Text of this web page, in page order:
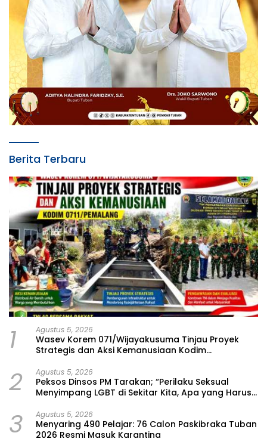
Berita Terbaru
1 Agustus 5, 2026
Wasev Korem 071/Wijayakusuma Tinjau Proyek
Strategis dan Aksi Kemanusiaan Kodim
2 Agustus 5, 2026
Peksos Dinsos PM Tarakan; “Perilaku Seksual
Menyimpang LGBT di Sekitar Kita, Apa yang Harus
3 Agustus 5, 2026
Menyaring 490 Pelajar: 76 Calon Paskibraka Tuban
2026 Resmi Masuk Karantina